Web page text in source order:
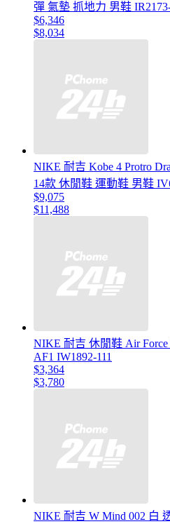
彈 氣墊 抓地力 男鞋
$6,346
$8,034
NIKE 耐吉 Kobe 4 Protro
14款 休閒鞋 運動鞋 男鞋
$9,075
$11,488
NIKE 耐吉 休閒鞋 Air
AF1 IW1892-111
$3,364
$3,780
NIKE 耐吉 W Mind 002 白